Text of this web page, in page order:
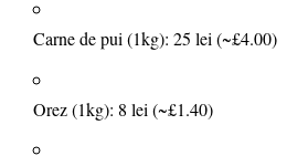
Carne de pui (1kg): 25 lei (~£4.00)
Orez (1kg): 8 lei (~£1.40)